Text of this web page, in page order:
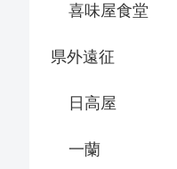
喜味屋食堂
県外遠征
日高屋
一蘭